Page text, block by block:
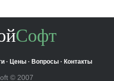
Софт
· Цены· Вопросы· Контакты
© 2007